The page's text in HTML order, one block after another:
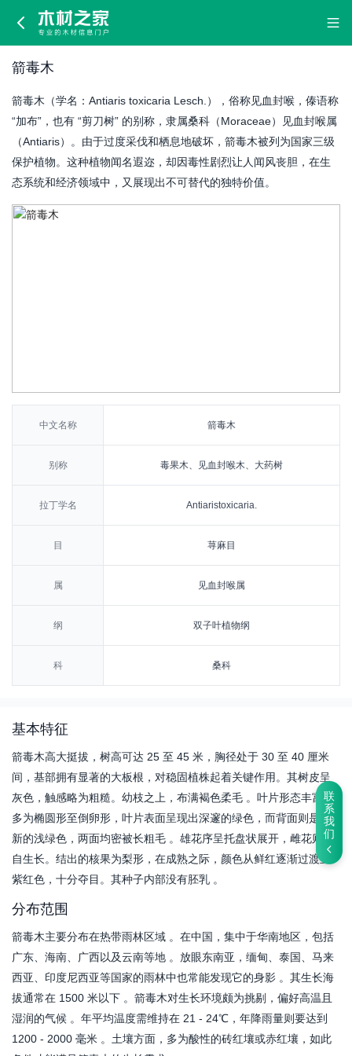
联
系
我
们
箭
毒
箭毒木
箭毒木（学名：Antiaris toxicaria Lesch.），俗称见血封喉，傣语称
“加布”，也有 “剪刀树” 的别称，隶属桑科（Moraceae）见血封喉属
（Antiaris）。由于过度采伐和栖息地破坏，箭毒木被列为国家三级
保护植物。这种植物闻名遐迩，却因毒性剧烈让人闻风丧胆，在生
态系统和经济领域中，又展现出不可替代的独特价值。
中文名称 箭毒木
别称 毒果木、见血封喉木、大药树
拉丁学名 Antiaristoxicaria.
目 荨麻目
属 见血封喉属
纲 双子叶植物纲
科 桑科
基本特征
箭毒木高大挺拔，树高可达 25 至 45 米，胸径处于 30 至 40 厘米
间，基部拥有显著的大板根，对稳固植株起着关键作用。其树皮呈
灰色，触感略为粗糙。幼枝之上，布满褐色柔毛 。叶片形态丰富，
多为椭圆形至倒卵形，叶片表面呈现出深邃的绿色，而背面则是清
新的浅绿色，两面均密被长粗毛 。雄花序呈托盘状展开，雌花则独
自生长。结出的核果为梨形，在成熟之际，颜色从鲜红逐渐过渡至
紫红色，十分夺目。其种子内部没有胚乳 。
分布范围
箭毒木主要分布在热带雨林区域 。在中国，集中于华南地区，包括
广东、海南、广西以及云南等地 。放眼东南亚，缅甸、泰国、马来
西亚、印度尼西亚等国家的雨林中也常能发现它的身影 。其生长海
拔通常在 1500 米以下 。箭毒木对生长环境颇为挑剔，偏好高温且
湿润的气候 。年平均温度需维持在 21 - 24℃，年降雨量则要达到
1200 - 2000 毫米 。土壤方面，多为酸性的砖红壤或赤红壤，如此